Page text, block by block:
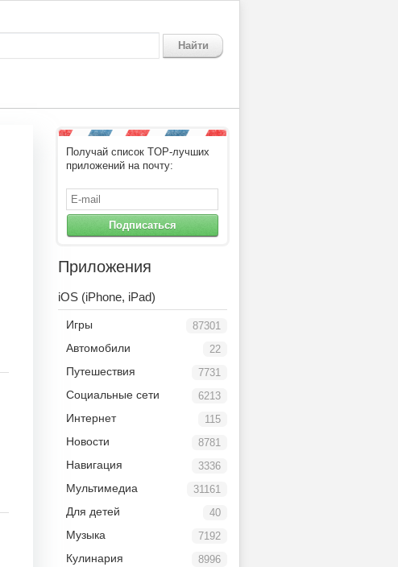
Найти
Получай список TOP-лучших
приложений на почту:
Подписаться
Приложения
iOS (iPhone, iPad)
87301
Игры
22
Автомобили
7731
Путешествия
6213
Социальные сети
115
Интернет
8781
Новости
3336
Навигация
31161
Мультимедиа
40
Для детей
7192
Музыка
8996
Кулинария